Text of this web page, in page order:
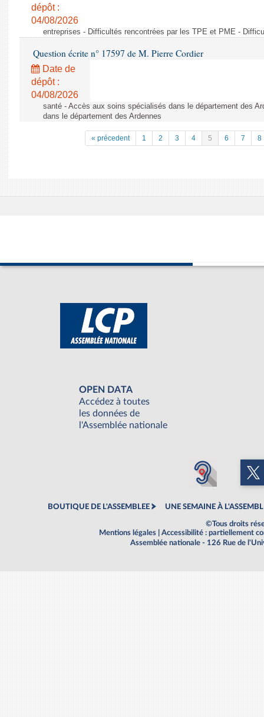
dépôt :
04/08/2026
entreprises - Difficultés rencontrées par les TPE et PME -
Question écrite n° 17597 de M. Pierre Cordier
Date de
dépôt :
04/08/2026
santé - Accès aux soins spécialisés dans le département des
dans le département des Ardennes
« précedent 1 2 3 4 5 6 7 8
OPEN DATA
Accédez à toutes
les données de
l'Assemblée nationale
BOUTIQUE DE L'ASSEMBLEE UNE SEMAINE À
©Tous droits
Mentions légales
Accessibilité : partiellement
Assemblée nationale - 126 Rue de